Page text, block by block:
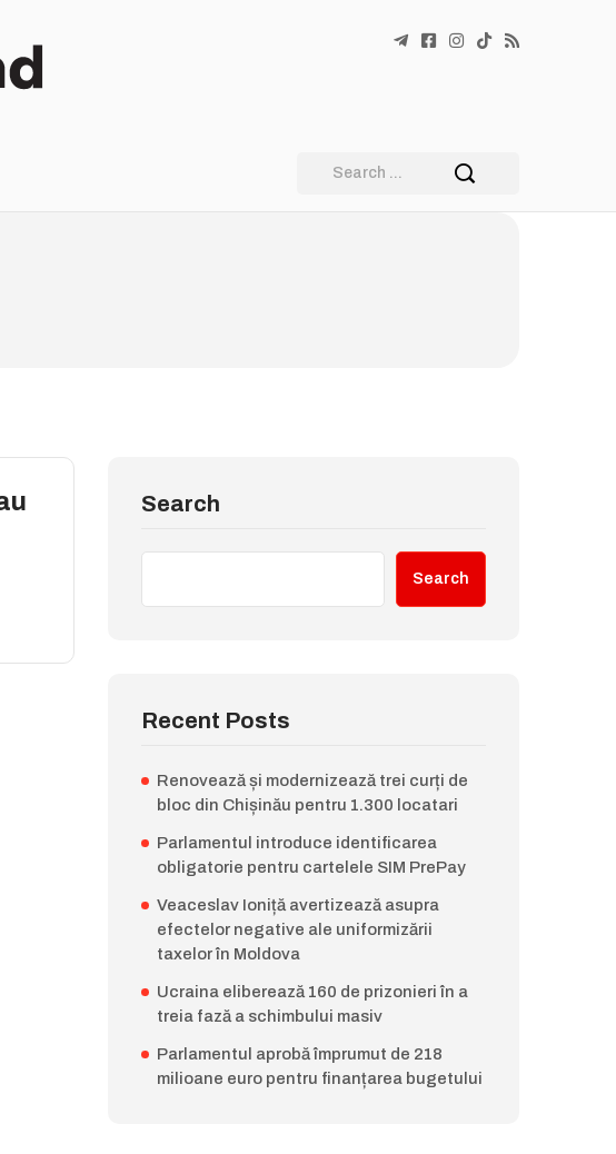
Search
Search
Recent Posts
Renovează și modernizează trei curți de
bloc din Chișinău pentru 1.300 locatari
Parlamentul introduce identificarea
obligatorie pentru cartelele SIM PrePay
Veaceslav Ioniță avertizează asupra
efectelor negative ale uniformizării
taxelor în Moldova
Ucraina eliberează 160 de prizonieri în a
treia fază a schimbului masiv
Parlamentul aprobă împrumut de 218
milioane euro pentru finanțarea bugetului